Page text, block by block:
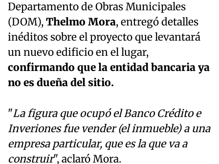
Departamento de Obras Municipales
(DOM),Thelmo Mora, entregó detalles
inéditos sobre el proyecto que levantará
un nuevo edificio en el lugar,
confirmando que la entidad bancaria ya
no es dueña del sitio.
"La figura que ocupó el Banco Crédito e
Inveriones fue vender (el inmueble) a una
empresa particular, que es la que va a
construir", aclaró Mora.